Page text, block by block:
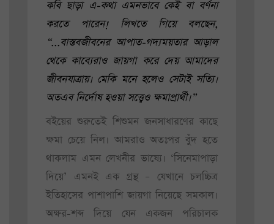
কবি ছাড়া এ-কথা এমনভাবে কেই বা বর্ণনা
করতে পারেন! লিখতে গিয়ে বলছেন,
“...বাস্তবজীবনের আপাত-গদ্যময়তার আড়াল
থেকে কাব্যেরাও জায়গা করে দেয় আমাদের
জীবনযাত্রায়। মেকি মনে হলেও সেটাই সত্যি।
অতএব নির্দোষ হওয়া সত্ত্বেও ক্ষমাপ্রার্থী।”
বইয়ের শুরুতেই শিশুমন জনসাধারণের কাছে
ক্ষমা চেয়ে নিল। আমরাও অতঃপর বুঁদ হতে
থাকলাম এমন লেখনীর ভাষ্যে। ‘সিনেমাপাড়া
দিয়ে’ এমনই এক গ্রন্থ – যেখানে চলচ্চিত্র
ইতিহাসের পাশাপাশি জায়গা নিয়েছে সমকাল।
অক্ষর-শব্দ দিয়ে যেন একজন পরিচালক